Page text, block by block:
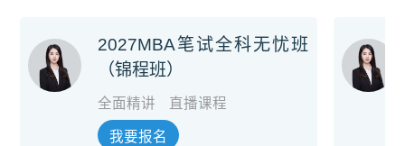
2027MBA笔试全科无忧班
（锦程班）
全面精讲 直播课程
我要报名